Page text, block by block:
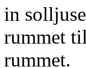
in
rummet
rummet.